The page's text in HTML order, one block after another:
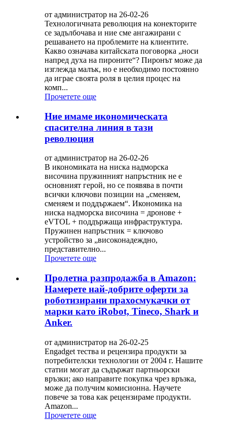
от администратор на 26-02-26
Технологичната революция на конекторите
се задълбочава и ние сме ангажирани с
решаването на проблемите на клиентите.
Какво означава китайската поговорка „носи
напред духа на пироните“? Пиронът може да
изглежда малък, но е необходимо постоянно
да играе своята роля в целия процес на
комп...
Прочетете още
Ние имаме икономическата
спасителна линия в тази
революция
от администратор на 26-02-26
В икономиката на ниска надморска
височина пружинният напръстник не е
основният герой, но се появява в почти
всички ключови позиции на „сменяем,
сменяем и поддържаем“. Икономика на
ниска надморска височина = дронове +
eVTOL + поддържаща инфраструктура.
Пружинен напръстник = ключово
устройство за „високонадеждно,
представително...
Прочетете още
Пролетна разпродажба в Amazon:
Намерете най-добрите оферти за
роботизирани прахосмукачки от
марки като iRobot, Tineco, Shark и
Anker.
от администратор на 26-02-25
Engadget тества и рецензира продукти за
потребителски технологии от 2004 г. Нашите
статии могат да съдържат партньорски
връзки; ако направите покупка чрез връзка,
може да получим комисионна. Научете
повече за това как рецензираме продукти.
Amazon...
Прочетете още